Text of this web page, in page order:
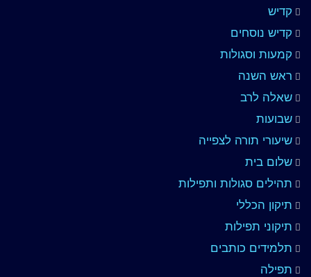
קדיש
קדיש נוסחים
קמעות וסגולות
ראש השנה
שאלה לרב
שבועות
שיעורי תורה לצפייה
שלום בית
תהילים סגולות ותפילות
תיקון הכללי
תיקוני תפילות
תלמידים כותבים
תפילה